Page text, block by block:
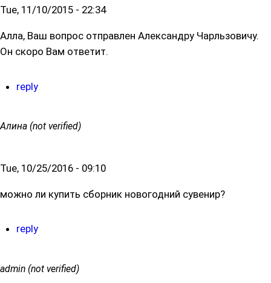
Tue, 11/10/2015 - 22:34
Алла, Ваш вопрос отправлен Александру Чарльзовичу.
Он скоро Вам ответит.
reply
Алина (not verified)
Tue, 10/25/2016 - 09:10
можно ли купить сборник новогодний сувенир?
reply
admin (not verified)